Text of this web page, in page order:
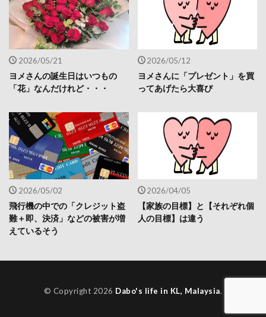
2026/05/21
ヨメさんの誕生日はいつもの
「花」なんだけれど・・・
2026/05/12
ヨメさんに「プレゼント」を買
ってあげたら大喜び
2026/05/02
飛行機の中での「クレジット盗
難＋即、決済」などの被害が増
えているそう
2026/04/05
【家族の目標】と【それぞれ個
人の目標】は違う
© Copyright 2026 Dabo's life in KL, Malaysia.